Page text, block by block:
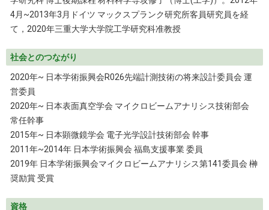
4月~2013年3月ドイツ マックスプランク研究所客員研究員を経
て，2020年三重大学大学院工学研究科准教授
社会とのつながり
2020年~ 日本学術振興会R026先端計測技術の将来設計委員会 運
営委員
2020年~ 日本表面真空学会 マイクロビームアナリシス技術部会
常任幹事
2015年~ 日本顕微鏡学会 電子光学設計技術部会 幹事
2011年~2014年 日本学術振興会 福島支援事業 委員
2019年 日本学術振興会マイクロビームアナリシス第141委員会 榊
奨励賞 受賞
資格